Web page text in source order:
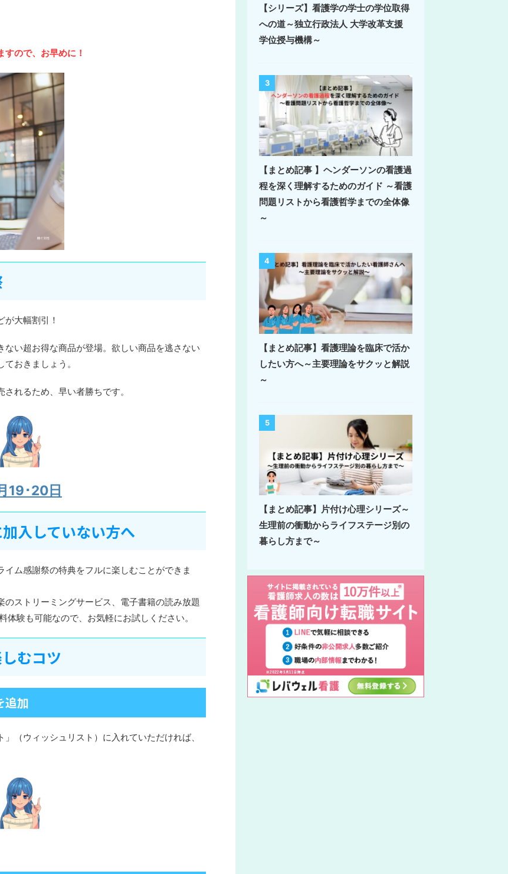
ので、お早めに！
大幅割引！
い超お得な商品が登場。欲しい商品を逃さない
おきましょう。
れるため、早い者勝ちです。
19･20日
入していない方へ
ム感謝祭の特典をフルに楽しむことができま
ストリーミングサービス、電子書籍の読み放題
験も可能なので、お気軽にお試しください。
むコツ
追加
（ウィッシュリスト）に入れていただければ、
【シリーズ】看護学の学士の学位取得
への道～独立行政法人 大学改革支援
学位授与機構～
3
【まとめ記事 】ヘンダーソンの看護過
程を深く理解するためのガイド ～看護
問題リストから看護哲学までの全体像
～
4
【まとめ記事】看護理論を臨床で活か
したい方へ～主要理論をサクッと解説
～
5
【まとめ記事】片付け心理シリーズ～
生理前の衝動からライフステージ別の
暮らし方まで～